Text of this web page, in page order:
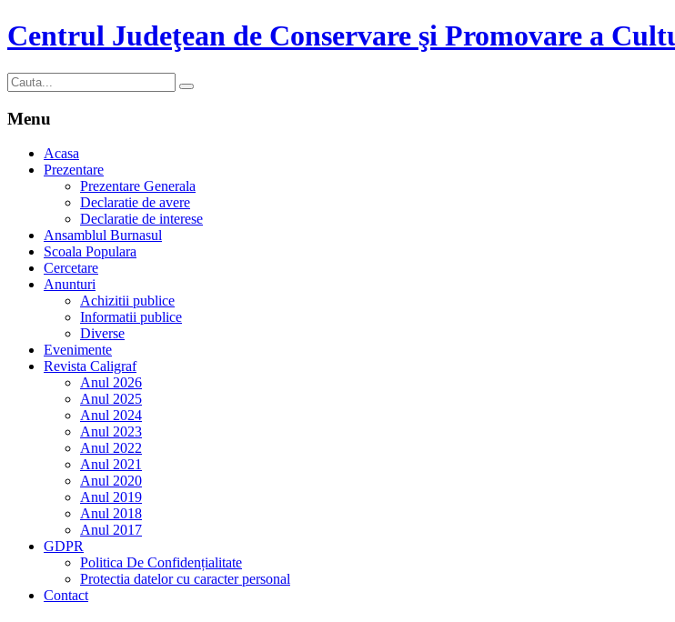
Centrul Judeţean de Conservare şi Promovare a
Menu
Acasa
Prezentare
Prezentare Generala
Declaratie de avere
Declaratie de interese
Ansamblul Burnasul
Scoala Populara
Cercetare
Anunturi
Achizitii publice
Informatii publice
Diverse
Evenimente
Revista Caligraf
Anul 2026
Anul 2025
Anul 2024
Anul 2023
Anul 2022
Anul 2021
Anul 2020
Anul 2019
Anul 2018
Anul 2017
GDPR
Politica De Confidențialitate
Protectia datelor cu caracter personal
Contact